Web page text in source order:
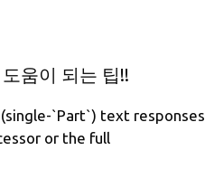
움이 되는 팁!!
`Part`) text responses.
or the full